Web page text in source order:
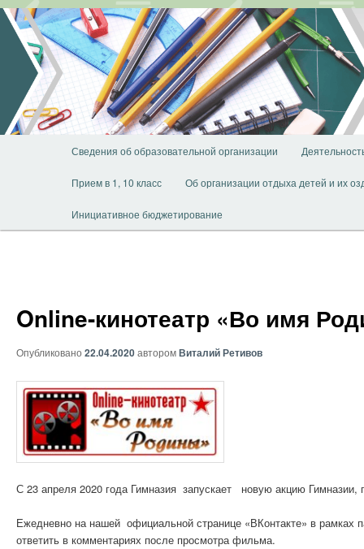
Перейти
основному
содержимому
Сведения об образовательной организации
Прием в 1, 10 класс Об организации отдыха детей и их
Инициативное бюджетирование
Online-кинотеатр «Во имя
Опубликовано 22.04.2020авторомВиталий Ретивов
С 23 апреля 2020 года Гимназия запускает новую акцию
Ежедневно на нашей официальной странице «ВКонтакте» в рамках
ответить в комментариях после просмотра фильма.